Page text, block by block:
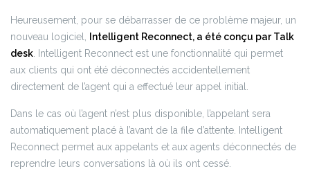
Heureusement, pour se débarrasser de ce problème majeur, un
nouveau logiciel,
Intelligent Reconnect, a été conçu par Talk
desk . Intelligent Reconnect est une fonctionnalité qui permet
aux clients qui ont été déconnectés accidentellement
directement de l’agent qui a effectué leur appel initial.
Dans le cas où l’agent n’est plus disponible, l’appelant sera
automatiquement placé à l’avant de la file d’attente. Intelligent
Reconnect permet aux appelants et aux agents déconnectés de
reprendre leurs conversations là où ils ont cessé.